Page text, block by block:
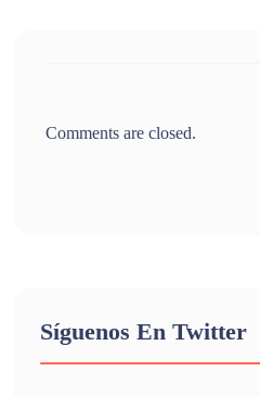
Comments are closed.
Síguenos En Twitter